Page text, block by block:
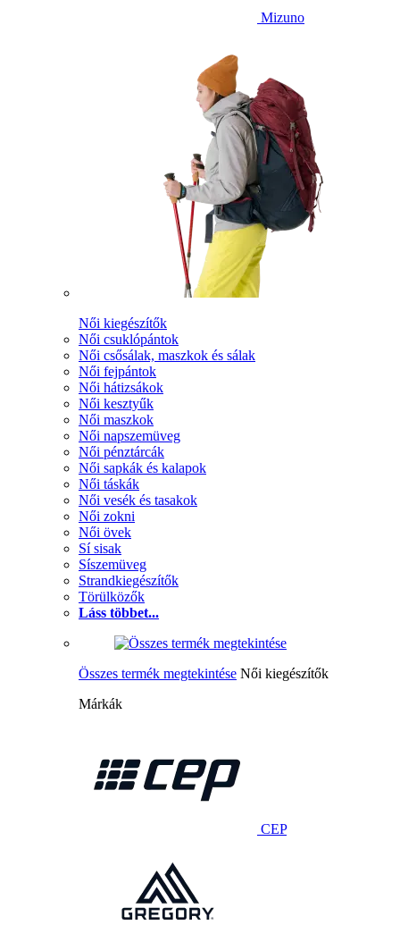
Mizuno
Női kiegészítők
Női csuklópántok
Női csősálak, maszkok és sálak
Női fejpántok
Női hátizsákok
Női kesztyűk
Női maszkok
Női napszemüveg
Női pénztárcák
Női sapkák és kalapok
Női táskák
Női vesék és tasakok
Női zokni
Női övek
Sí sisak
Síszemüveg
Strandkiegészítők
Törülközők
Láss többet...
Összes termék megtekintése Női kiegészítők
Márkák
CEP